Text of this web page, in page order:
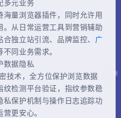
多元业务
量浏览器插件，同时允许用
从日常运营工具到营销辅助
独立站引流、品牌监控、广
同业务需求。
数据隐私
技术，全方位保护浏览数据
检测平台验证，指纹参数稳
保护机制与操作日志追踪功
更安心。